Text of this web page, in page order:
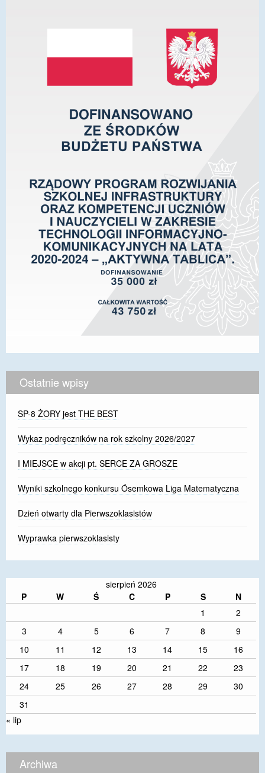
Ostatnie wpisy
SP-8 ŻORY jest THE BEST
Wykaz podręczników na rok szkolny 2026/2027
I MIEJSCE w akcji pt. SERCE ZA GROSZE
Wyniki szkolnego konkursu Ósemkowa Liga Matematyczna
Dzień otwarty dla Pierwszoklasistów
Wyprawka pierwszoklasisty
sierpień 2026
P
W Ś C P S
N
1
2
3
4 5 6 7 8
9
10
11 12 13 14 15
16
17
18 19 20 21 22
23
24
25 26 27 28 29
30
31
« lip
Archiwa